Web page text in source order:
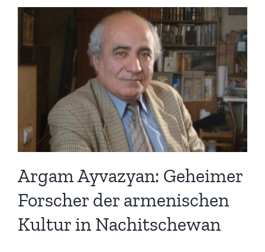
Argam Ayvazyan: Geheimer
Forscher der armenischen
Kultur in Nachitschewan